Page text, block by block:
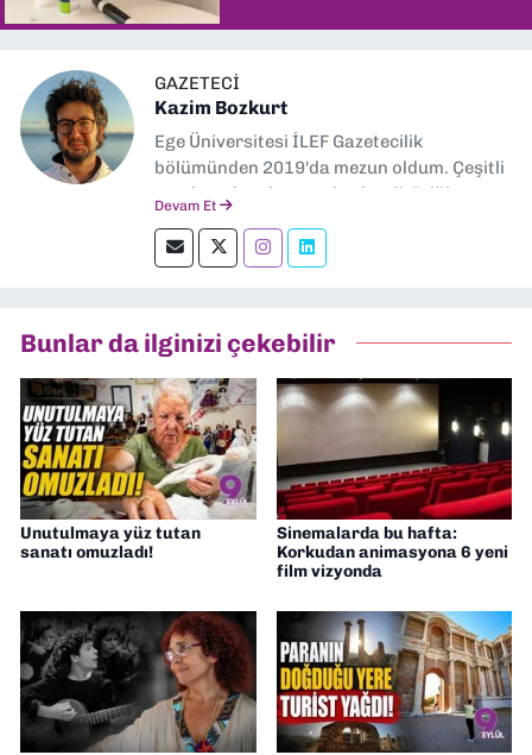
GAZETECI
Kazim Bozkurt
Ege Üniversitesi İLEF Gazetecilik
bölümünden 2019'da mezun oldum. Çeşitli
yerel ve ulusal gazetelerde editörlük,
okumayı severim.
Devam Et
Bunlar da ilginizi çekebilir
Unutulmaya yüz tutan
sanatı omuzladı!
Sinemalarda bu hafta:
Korkudan animasyona 6 yeni
film vizyonda